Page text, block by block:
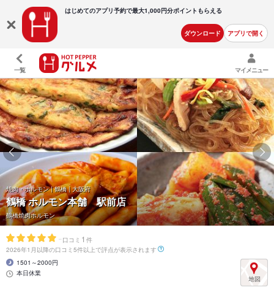
はじめてのアプリ予約で最大1,000円分ポイントもらえる
ダウンロード アプリで開く
一覧 マイメニュー
焼肉・ホルモン | 鶴橋 | 大阪府
鶴橋 ホルモン本舗 駅前店
鶴橋焼肉ホルモン
- 口コミ 1 件
2026年1月以降の口コミ5件以上で評点が表示されます
1501～2000円
本日休業